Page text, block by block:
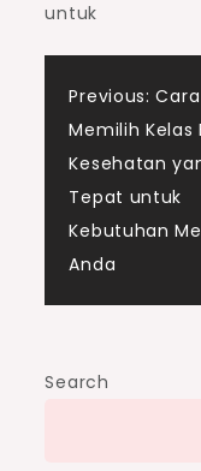
untuk
Post
Previous: Cara
Memilih Kelas
Kesehatan
Tepat untuk
Kebutuhan
Anda
Search